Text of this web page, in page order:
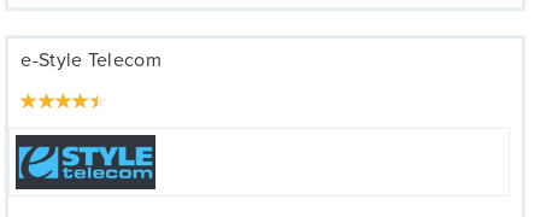
e-Style Telecom